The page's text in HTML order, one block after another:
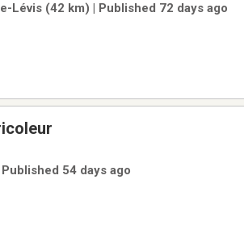
Lévis (42 km) | Published 72 days ago
54 days ago